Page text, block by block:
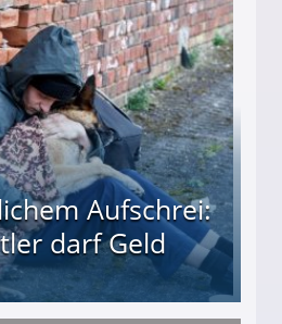
Aufschrei:
darf Geld